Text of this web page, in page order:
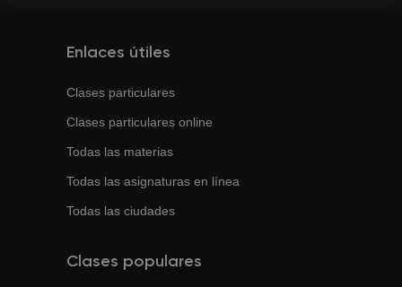
Enlaces útiles
Clases particulares
Clases particulares online
Todas las materias
Todas las asignaturas en línea
Todas las ciudades
Clases populares